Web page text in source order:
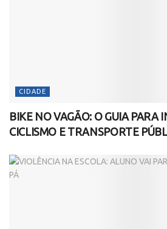
CIDADE
BIKE NO VAGÃO: O GUIA PARA
CICLISMO E TRANSPORTE